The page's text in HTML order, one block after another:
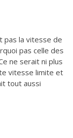
pas la vitesse de
pas celle des
ne serait ni plus
vitesse limite et
tout aussi